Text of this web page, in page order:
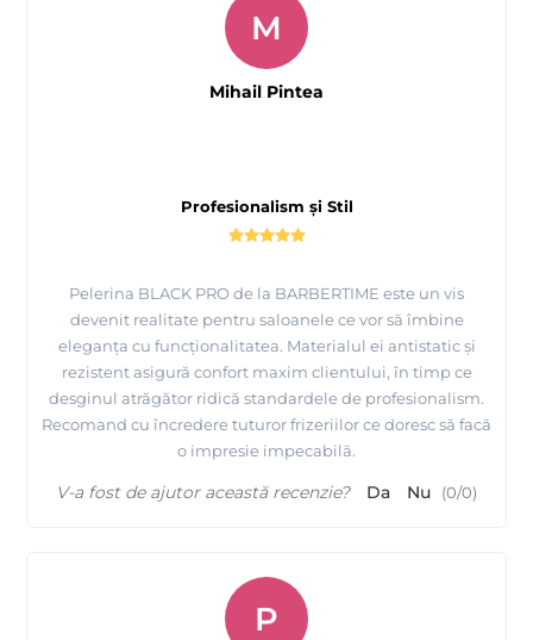
Profesionalism și Stil
Pelerina BLACK PRO de la BARBERTIME este un vis
devenit realitate pentru saloanele ce vor să îmbine
eleganța cu funcționalitatea. Materialul ei antistatic și
rezistent asigură confort maxim clientului, în timp ce
desginul atrăgător ridică standardele de profesionalism.
Recomand cu încredere tuturor frizeriilor ce doresc să facă
o impresie impecabilă.
M
Mihail Pintea
V-a fost de ajutor această recenzie? Da Nu (0/0)
P